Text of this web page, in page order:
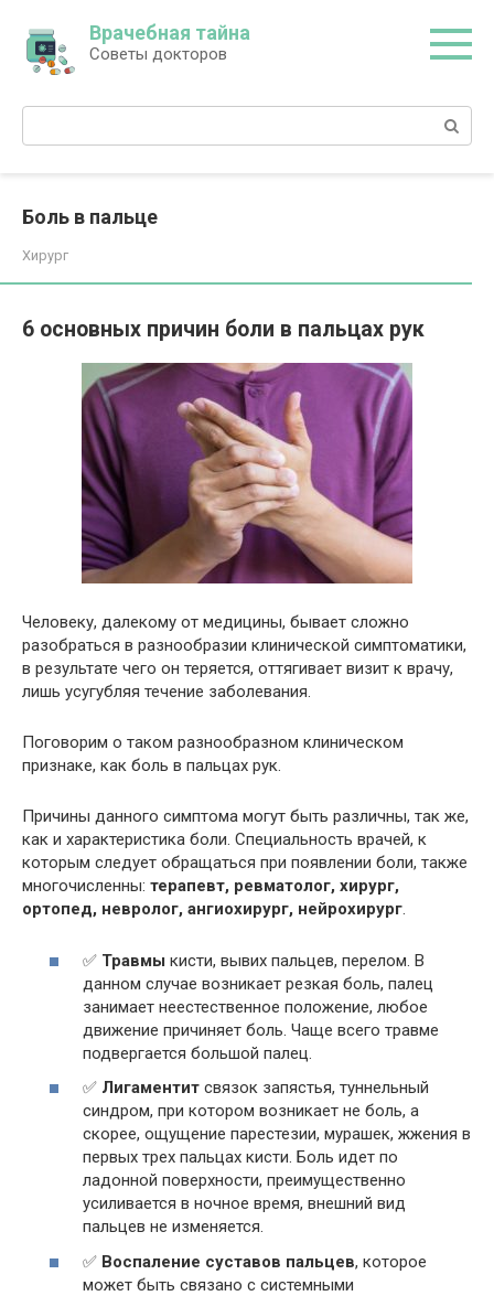
контенту
Врачебная тайна
Советы докторов
Поиск:
Боль в пальце
Хирург
6 основных причин боли в пальцах рук
Человеку, далекому от медицины, бывает сложно
разобраться в разнообразии клинической симптоматики,
в результате чего он теряется, оттягивает визит к врачу,
лишь усугубляя течение заболевания.
Поговорим о таком разнообразном клиническом
признаке, как боль в пальцах рук.
Причины данного симптома могут быть различны, так же,
как и характеристика боли. Специальность врачей, к
которым следует обращаться при появлении боли, также
многочисленны: терапевт, ревматолог, хирург,
ортопед, невролог, ангиохирург, нейрохирург.
✅ Травмы кисти, вывих пальцев, перелом. В
данном случае возникает резкая боль, палец
занимает неестественное положение, любое
движение причиняет боль. Чаще всего травме
подвергается большой палец.
✅ Лигаментит связок запястья, туннельный
синдром, при котором возникает не боль, а
скорее, ощущение парестезии, мурашек, жжения в
первых трех пальцах кисти. Боль идет по
ладонной поверхности, преимущественно
усиливается в ночное время, внешний вид
пальцев не изменяется.
✅ Воспаление суставов пальцев, которое
может быть связано с системными